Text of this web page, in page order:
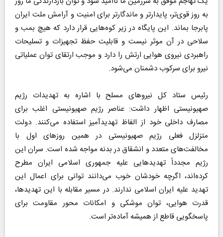
به روز قوی‌تر، پایدارتر و ماندگارتر برای امنیت و آرامش ملت ایران
پابرجا بماند. این پایگاه در زیر کوه‌هایی قرار دارد که هیچ بمب و
سلاحی در آن موثر نیست و قابلیت حفظ تجهیزات و تسلیحات
راهبردی نیروی هوایی ارتش را دارد و موجب ارتقای توان عملیاتی
نیرو برای سرکوب دشمنان می‌شود.
رئیس ستاد کل نیروهای مسلح با اشاره به تهدیدات رژیم
صهیونیستی اظهار داشت: عناصر رژیم صهیونیستی اغلب برای
مصارف داخلی خود از الفاظ تهدیدآمیز استفاده می‌کنند. دولت
متزلزل فعلی رژیم صهیونیستی در همین روزهای اول با
مخالفت‌های متعدد و انشقاق در بدنه مواجه شده است. سران این
رژیم مجدداً تهدیدهایی علیه جمهوری اسلامی ایران مطرح
کرده‌اند، اگرچه خودشان خوب می‌دانند توانی برای اعمال این
تهدید علیه ایران اسلامی ندارند. در مسیر مقابله با این تهدیدها،
قدرت هوایی، توان موشکی و امکانات محور مقاومت برای
پاسخگویی قاطع از همیشه آماده‌تر است.